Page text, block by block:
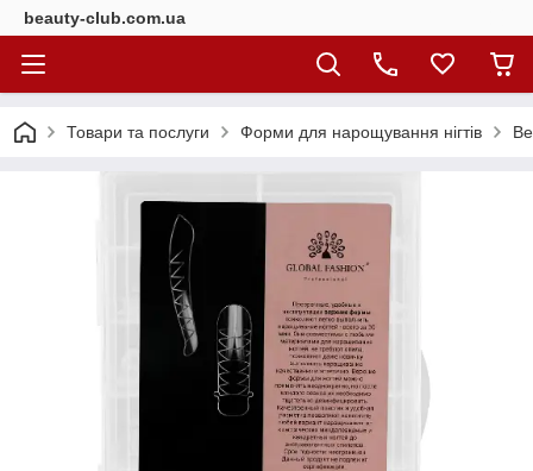
beauty-club.com.ua
Товари та послуги Форми для нарощування нігтів